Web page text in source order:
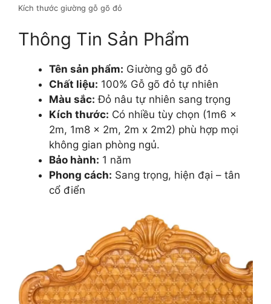
Kích thước giường gỗ gõ đỏ
Thông Tin Sản Phẩm
Tên sản phẩm: Giường gỗ gõ đỏ
Chất liệu: 100% Gỗ gõ đỏ tự nhiên
Màu sắc: Đỏ nâu tự nhiên sang trọng
Kích thước: Có nhiều tùy chọn (1m6 x
2m, 1m8 x 2m, 2m x 2m2) phù hợp mọi
không gian phòng ngủ.
Bảo hành: 1 năm
Phong cách: Sang trọng, hiện đại – tân
cổ điển